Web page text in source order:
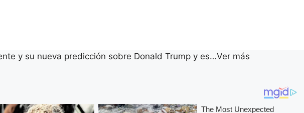
y su nueva predicción sobre Donald Trump y es…Ver más